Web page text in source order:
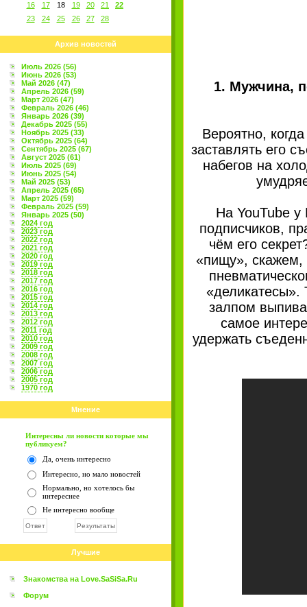
16
17 18 19 20 21
22
23
24 25 26 27 28
Архив новостей
Июль 2026 (56)
Июнь 2026 (53)
Май 2026 (47)
Апрель 2026 (59)
Март 2026 (47)
Февраль 2026 (46)
Январь 2026 (39)
Декабрь 2025 (55)
Ноябрь 2025 (33)
Октябрь 2025 (64)
Сентябрь 2025 (67)
Август 2025 (61)
Июль 2025 (69)
Июнь 2025 (54)
Май 2025 (53)
Апрель 2025 (65)
Март 2025 (59)
Февраль 2025 (59)
Январь 2025 (50)
2024 год
2023 год
2022 год
2021 год
2020 год
2019 год
2018 год
2017 год
2016 год
2015 год
2014 год
2013 год
2012 год
2011 год
2010 год
2009 год
2008 год
2007 год
2006 год
2005 год
1970 год
Мнение
Интересны ли новости которые мы
публикуем?
Да, очень интересно
Интересно, но мало новостей
Нормально, но хотелось бы
интереснее
Не интересно вообще
Лучшие
Знакомства на Love.SaSiSa.Ru
Форум
1. Мужчина,
Вероятно,
заставлять его
набегов на
На YouTube у
подписчиков,
чём его
«пищу», скажем,
«деликатесы».
залпом
самое
удержать